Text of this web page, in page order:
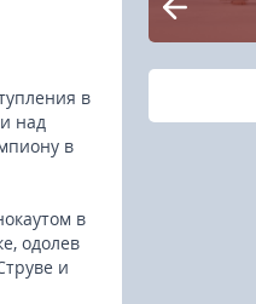
в
над
в
в
одолев
и